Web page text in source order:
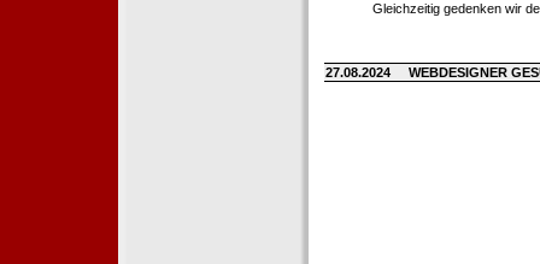
Gleichzeitig gedenken wir
27.08.2024 WEBDESIGNER